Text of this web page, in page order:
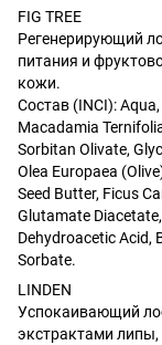
FIG TREE
Регенерирующий
питания и
кожи.
Состав (INCI):
Macadamia
Sorbitan Olivate,
Olea Europaea
Seed Butter, Ficus
Glutamate
Dehydroacetic Acid,
Sorbate.
LINDEN
Успокаивающий
экстрактами